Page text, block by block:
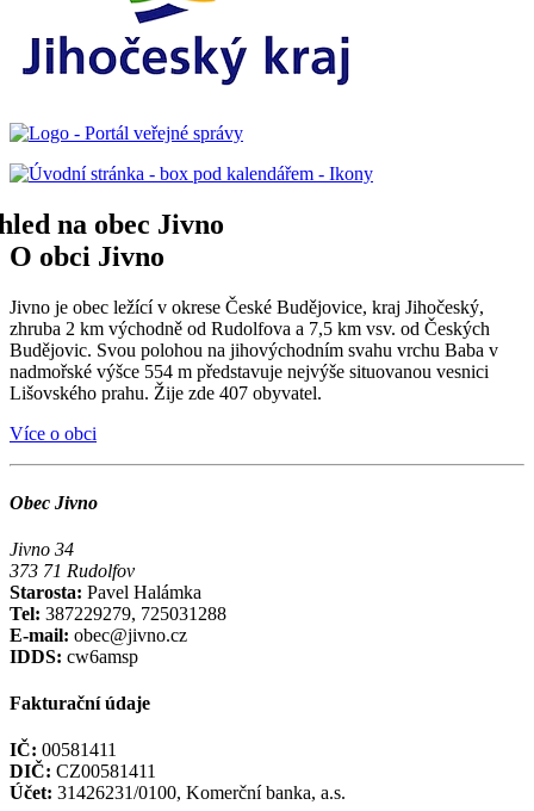
O obci Jivno
Jivno je obec ležící v okrese České Budějovice, kraj Jihočeský,
zhruba 2 km východně od Rudolfova a 7,5 km vsv. od Českých
Budějovic. Svou polohou na jihovýchodním svahu vrchu Baba v
nadmořské výšce 554 m představuje nejvýše situovanou vesnici
Lišovského prahu. Žije zde 407 obyvatel.
Více o obci
Obec Jivno
Jivno 34
373 71 Rudolfov
Starosta: Pavel Halámka
Tel: 387229279, 725031288
E-mail: obec@jivno.cz
IDDS: cw6amsp
Fakturační údaje
IČ: 00581411
DIČ: CZ00581411
Účet: 31426231/0100, Komerční banka, a.s.